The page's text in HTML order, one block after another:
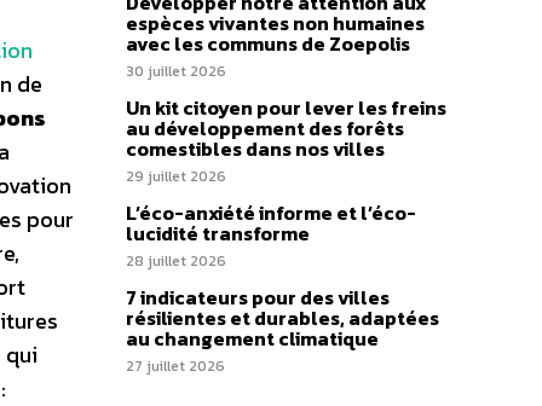
de
pour
qui
espèces vivantes non humaines
avec les communs de Zoepolis
30 juillet 2026
Un kit citoyen pour lever les freins
au développement des forêts
comestibles dans nos villes
29 juillet 2026
L’éco-anxiété informe et l’éco-
lucidité transforme
28 juillet 2026
7 indicateurs pour des villes
résilientes et durables, adaptées
au changement climatique
27 juillet 2026